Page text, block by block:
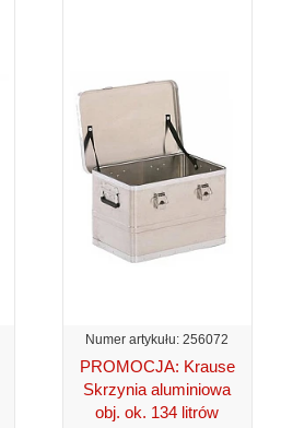
Numer artykułu: 256072
PROMOCJA: Krause
Skrzynia aluminiowa
obj. ok. 134 litrów